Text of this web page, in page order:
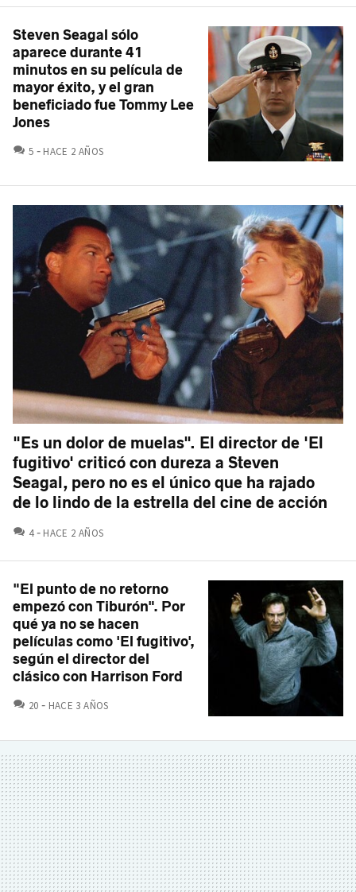
Steven Seagal sólo
aparece durante 41
minutos en su película de
mayor éxito, y el gran
beneficiado fue Tommy Lee
Jones
5 COMENTARIOS
HACE 2 AÑOS
"Es un dolor de muelas". El director de 'El
fugitivo' criticó con dureza a Steven
Seagal, pero no es el único que ha rajado
de lo lindo de la estrella del cine de acción
4 COMENTARIOS
HACE 2 AÑOS
"El punto de no retorno
empezó con Tiburón". Por
qué ya no se hacen
películas como 'El fugitivo',
según el director del
clásico con Harrison Ford
20 COMENTARIOS
HACE 3 AÑOS